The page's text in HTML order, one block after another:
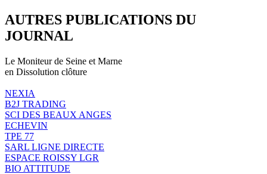
AUTRES PUBLICATIONS DU
JOURNAL
Le Moniteur de Seine et Marne
en Dissolution clôture
NEXIA
B2J TRADING
SCI DES BEAUX ANGES
ECHEVIN
TPE 77
SARL LIGNE DIRECTE
ESPACE ROISSY LGR
BIO ATTITUDE